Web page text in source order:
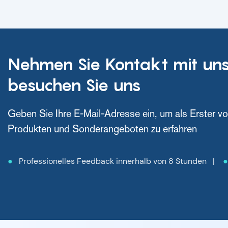
erfährt!
die
Nehmen Sie Kontakt mit
besuchen Sie uns
Geben Sie Ihre E-Mail-Adresse ein, um als Erster
Produkten und Sonderangeboten zu erfahren
● Professionelles Feedback innerhalb von 8 Stunden | ●